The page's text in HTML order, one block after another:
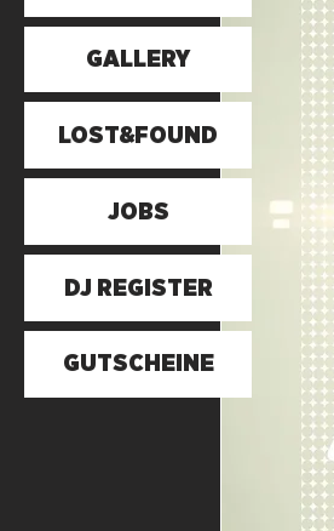
GALLERY
LOST&FOUND
JOBS
DJ REGISTER
GUTSCHEINE